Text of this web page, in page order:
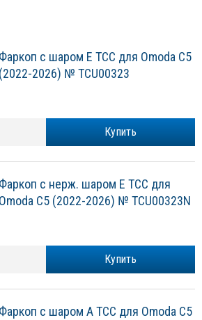
Фаркоп с шаром Е ТСС для Omoda С5
(2022-2026) № TCU00323
Купить
Фаркоп с нерж. шаром Е ТСС для
Omoda С5 (2022-2026) № TCU00323N
Купить
Фаркоп с шаром А ТСС для Omoda С5